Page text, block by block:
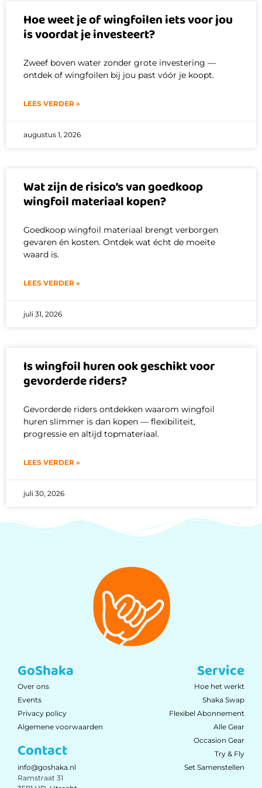
Hoe weet je of wingfoilen iets voor jou
is voordat je investeert?
Zweef boven water zonder grote investering —
ontdek of wingfoilen bij jou past vóór je koopt.
LEES VERDER »
augustus 1, 2026
Wat zijn de risico’s van goedkoop
wingfoil materiaal kopen?
Goedkoop wingfoil materiaal brengt verborgen
gevaren én kosten. Ontdek wat écht de moeite
waard is.
LEES VERDER »
juli 31, 2026
Is wingfoil huren ook geschikt voor
gevorderde riders?
Gevorderde riders ontdekken waarom wingfoil
huren slimmer is dan kopen — flexibiliteit,
progressie en altijd topmateriaal.
LEES VERDER »
juli 30, 2026
GoShaka
Over ons
Events
Privacy policy
Algemene voorwaarden
Contact
info@goshaka.nl
Ramstraat 31
Service
Hoe het werkt
Shaka Swap
Flexibel Abonnement
Alle Gear
Occasion Gear
Try & Fly
Set Samenstellen